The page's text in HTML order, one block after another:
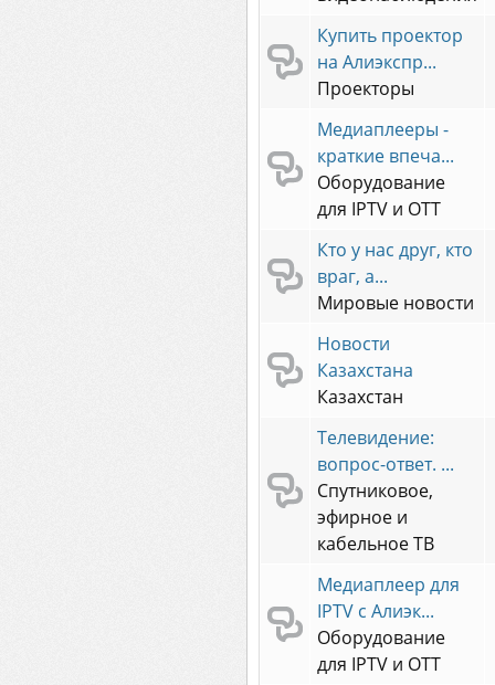
Купить проектор
на Алиэкспр...
Проекторы
Медиаплееры -
краткие впеча...
Оборудование
для IPTV и OTT
Кто у нас друг, кто
враг, а...
Мировые новости
Новости
Казахстана
Казахстан
Телевидение:
вопрос-ответ. ...
Спутниковое,
эфирное и
кабельное ТВ
Медиаплеер для
IPTV с Алиэк...
Оборудование
для IPTV и OTT